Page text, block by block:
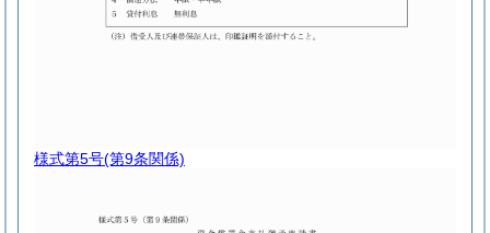
様式第5号(第9条関係)